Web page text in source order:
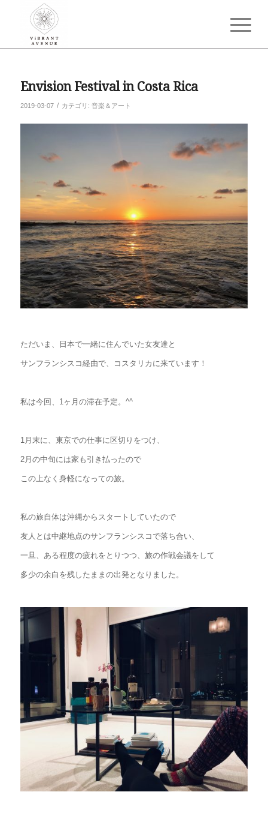
Envision Festival in Costa Rica
2019-03-07 / カテゴリ: 音楽＆アート
ただいま、日本で一緒に住んでいた女友達と
サンフランシスコ経由で、コスタリカに来ています！
私は今回、1ヶ月の滞在予定。^^
1月末に、東京での仕事に区切りをつけ、
2月の中旬には家も引き払ったので
この上なく身軽になっての旅。
私の旅自体は沖縄からスタートしていたので
友人とは中継地点のサンフランシスコで落ち合い、
一旦、ある程度の疲れをとりつつ、旅の作戦会議をして
多少の余白を残したままの出発となりました。